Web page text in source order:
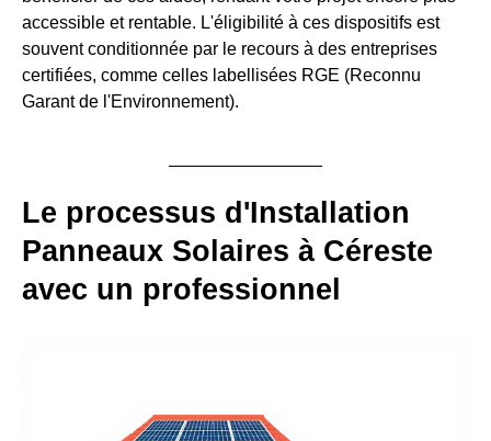
accessible et rentable. L'éligibilité à ces dispositifs est
souvent conditionnée par le recours à des entreprises
certifiées, comme celles labellisées RGE (Reconnu
Garant de l'Environnement).
Le processus d'Installation
Panneaux Solaires à Céreste
avec un professionnel